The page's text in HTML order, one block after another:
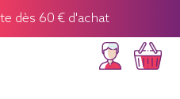
dès 60 € d'achat